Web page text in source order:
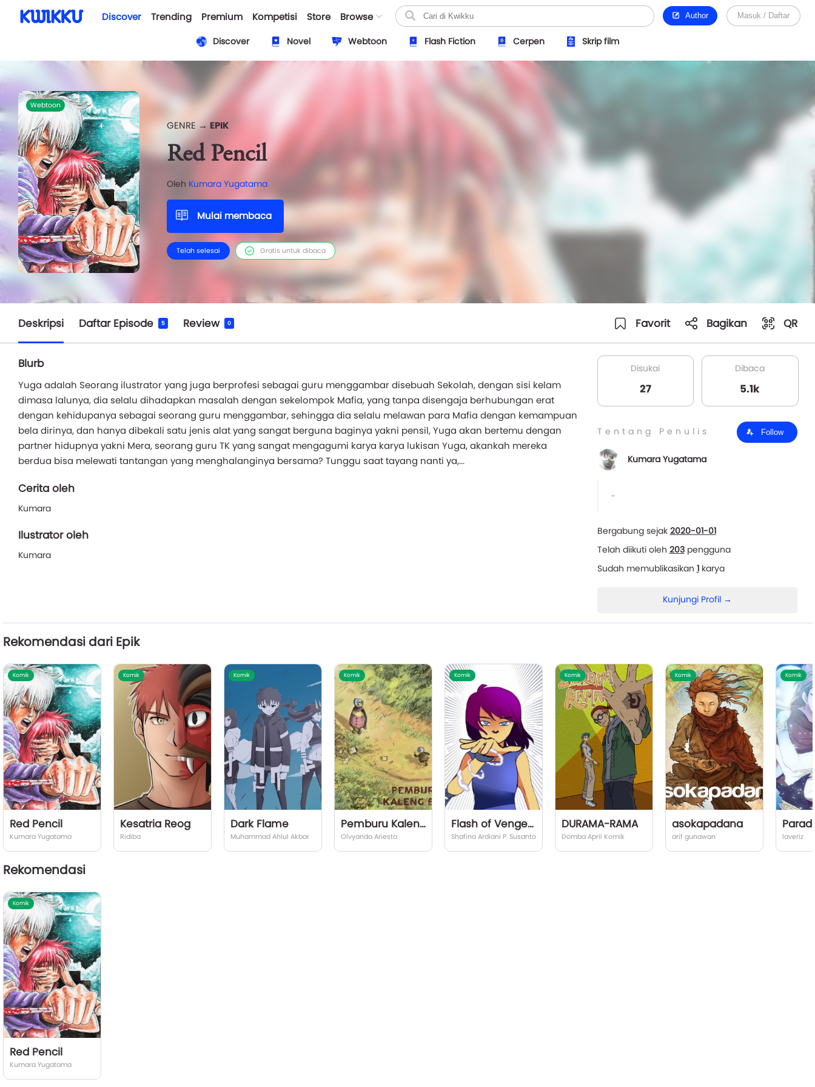
Discover Trending Premium Kompetisi Store Browse Author Masuk / Daftar
Discover Novel Webtoon Flash Fiction Cerpen Skrip film
Webtoon
GENRE → EPIK
Red Pencil
Oleh Kumara Yugatama
Mulai membaca
Telah selesai Gratis untuk dibaca
Deskripsi Daftar Episode 5 Review 0 Favorit Bagikan QR
Blurb
Yuga adalah Seorang ilustrator yang juga berprofesi sebagai guru menggambar disebuah Sekolah, dengan sisi kelam
dimasa lalunya, dia selalu dihadapkan masalah dengan sekelompok Mafia, yang tanpa disengaja berhubungan erat
dengan kehidupanya sebagai seorang guru menggambar, sehingga dia selalu melawan para Mafia dengan kemampuan
bela dirinya, dan hanya dibekali satu jenis alat yang sangat berguna baginya yakni pensil, Yuga akan bertemu dengan
partner hidupnya yakni Mera, seorang guru TK yang sangat mengagumi karya karya lukisan Yuga, akankah mereka
berdua bisa melewati tantangan yang menghalanginya bersama? Tunggu saat tayang nanti ya,...
Cerita oleh
Kumara
Ilustrator oleh
Kumara
Disukai
27
Dibaca
5.1k
Tentang Penulis Follow
Kumara Yugatama
-
Bergabung sejak 2020-01-01
Telah diikuti oleh 203pengguna
Sudah memublikasikan 1karya
Kunjungi Profil →
Rekomendasi dari Epik
Komik
Red Pencil
Kumara Yugatama
Komik
Kesatria Reog
Ridiba
Komik
Dark Flame
Muhammad Ahlul Akbar
Komik
Pemburu Kaleng Besi
Olvyanda Ariesta
Komik
Flash of Vengeance
Shafina Ardiani P. Susanto
Komik
DURAMA-RAMA
Domba April Komik
Komik
asokapadana
arif gunawan
Komik
laveriz
Rekomendasi
Komik
Red Pencil
Kumara Yugatama